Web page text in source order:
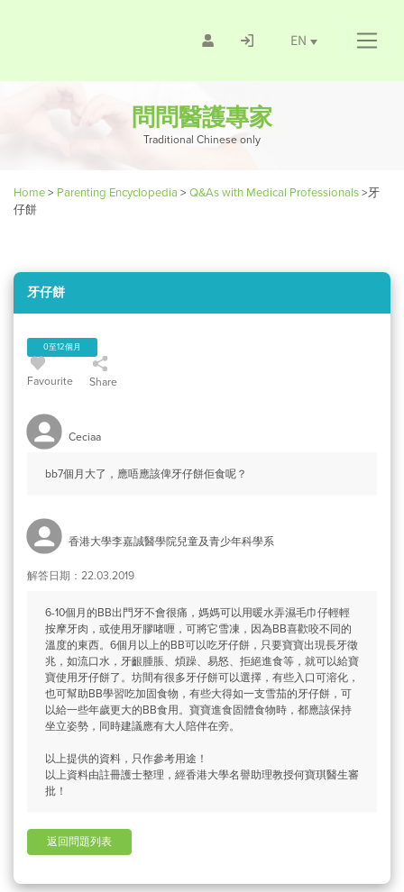
EN
問問醫護專家
Traditional Chinese only
Home> Parenting Encyclopedia > Q&As with Medical Professionals>牙
仔餅
牙仔餅
0至12個月
Favourite Share
Ceciaa
bb7個月大了，應唔應該俾牙仔餅佢食呢？
香港大學李嘉誠醫學院兒童及青少年科學系
解答日期：22.03.2019
6-10個月的BB出門牙不會很痛，媽媽可以用暖水弄濕毛巾仔輕輕
按摩牙肉，或使用牙膠啫喱，可將它雪凍，因為BB喜歡咬不同的
溫度的東西。6個月以上的BB可以吃牙仔餅，只要寶寶出現長牙徵
兆，如流口水，牙齦腫脹、煩躁、易怒、拒絕進食等，就可以給寶
寶使用牙仔餅了。坊間有很多牙仔餅可以選擇，有些入口可溶化，
也可幫助BB學習吃加固食物，有些大得如一支雪茄的牙仔餅，可
以給一些年歲更大的BB食用。寶寶進食固體食物時，都應該保持
坐立姿勢，同時建議應有大人陪伴在旁。
以上提供的資料，只作參考用途！
以上資料由註冊護士整理，經香港大學名譽助理教授何寶琪醫生審
批！
返回問題列表